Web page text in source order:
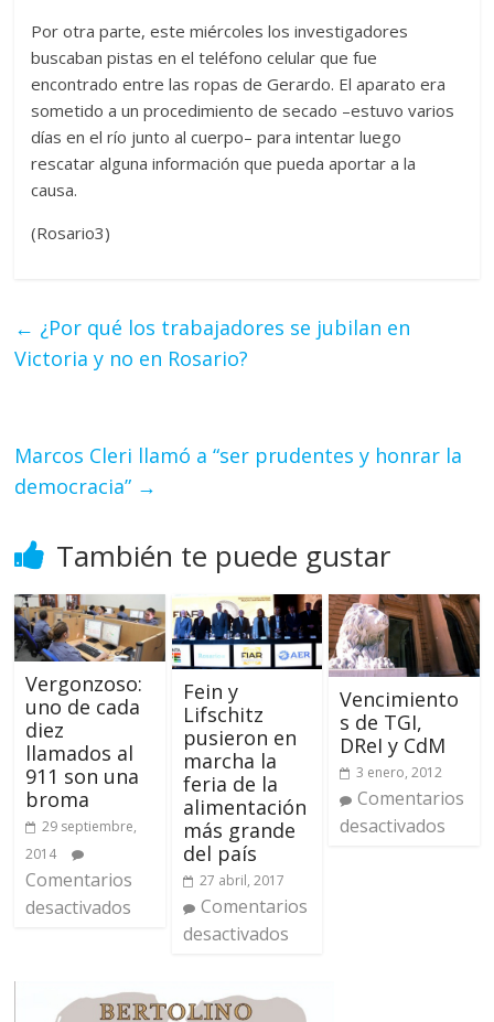
Por otra parte, este miércoles los investigadores
buscaban pistas en el teléfono celular que fue
encontrado entre las ropas de Gerardo. El aparato era
sometido a un procedimiento de secado –estuvo varios
días en el río junto al cuerpo– para intentar luego
rescatar alguna información que pueda aportar a la
causa.
(Rosario3)
← ¿Por qué los trabajadores se jubilan en
Victoria y no en Rosario?
Marcos Cleri llamó a “ser prudentes y honrar la
democracia” →
También te puede gustar
Vergonzoso:
uno de cada
diez
llamados al
911 son una
broma
29 septiembre,
2014
Comentarios
desactivados
Fein y
Lifschitz
pusieron en
marcha la
feria de la
alimentación
más grande
del país
27 abril, 2017
Comentarios
desactivados
Vencimiento
s de TGI,
DReI y CdM
3 enero, 2012
Comentarios
desactivados